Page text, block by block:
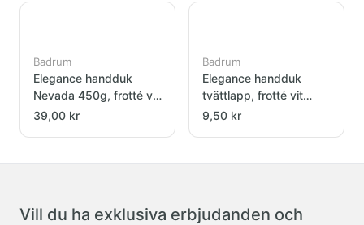
Badrum
Elegance handduk
Nevada 450g, frotté vit
50x70cm
39,00 kr
Badrum
Elegance handduk
tvättlapp, frotté vit
30x30cm
9,50 kr
Vill du ha exklusiva erbjudanden och